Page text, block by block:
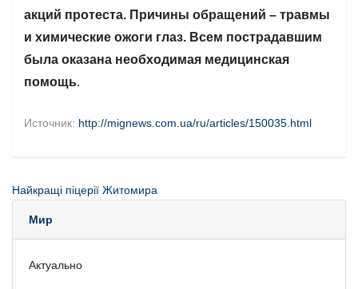
акций протеста. Причины обращений – травмы
и химические ожоги глаз. Всем пострадавшим
была оказана необходимая медицинская
помощь.
Источник: http://mignews.com.ua/ru/articles/150035.html
Найкращі піцерії Житомира
Мир
Актуально